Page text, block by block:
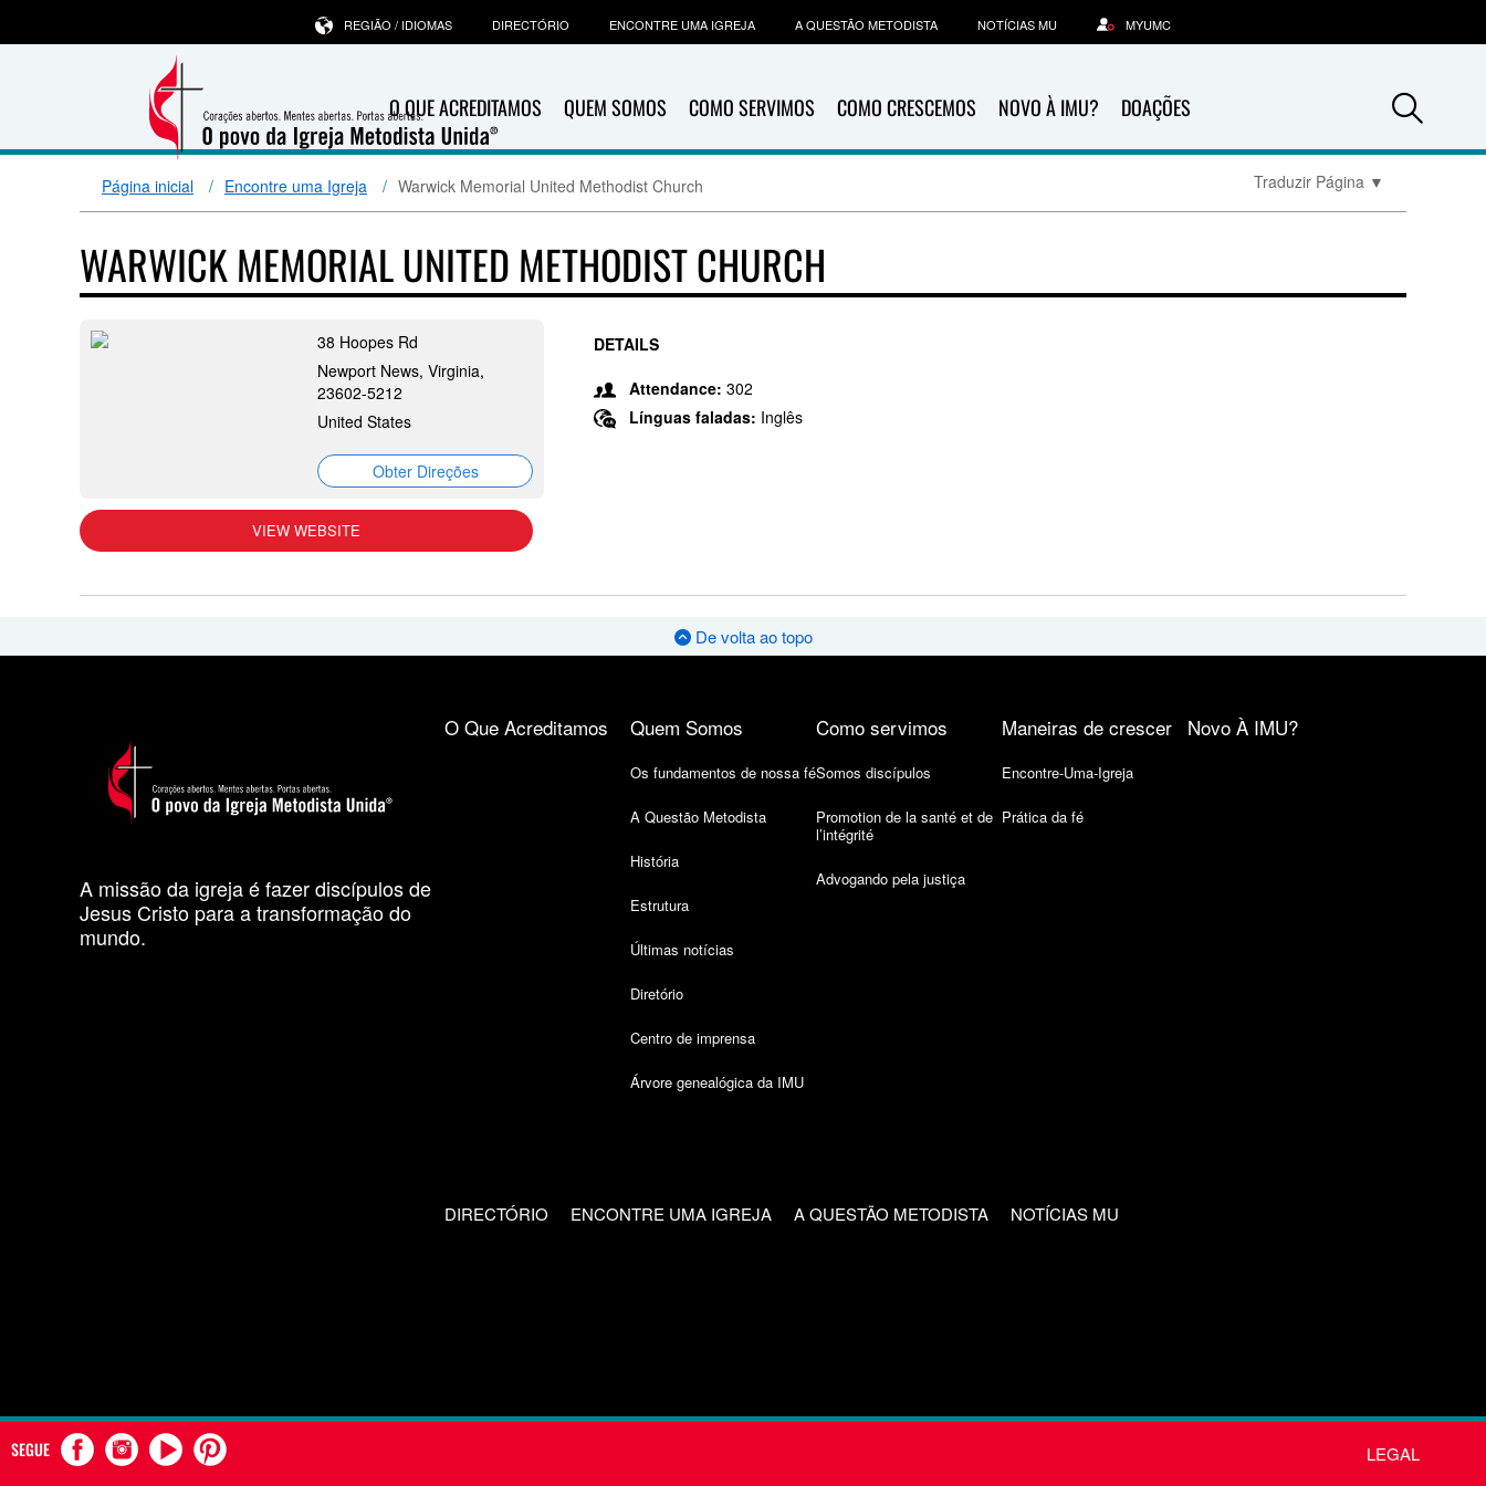
O QUE ACREDITAMOS QUEM SOMOS COMO SERVIMOS COMO CRESCEMOS NOVO À IMU? DOAÇÕES
REGIÃO / IDIOMAS DIRECTÓRIO ENCONTRE UMA IGREJA A QUESTÃO METODISTA NOTÍCIAS MU MYUMC
Página inicial Encontre uma Igreja Warwick Memorial United Methodist Church Traduzir Página ▼
WARWICK MEMORIAL UNITED METHODIST CHURCH
38 Hoopes Rd
Newport News, Virginia,
23602-5212
United States
Obter Direções
VIEW WEBSITE
DETAILS
Attendance: 302
Línguas faladas: Inglês
De volta ao topo
A missão da igreja é fazer discípulos de
Jesus Cristo para a transformação do
mundo.
O Que Acreditamos Quem Somos
Os fundamentos de nossa fé
A Questão Metodista
História
Estrutura
Últimas notícias
Diretório
Centro de imprensa
Árvore genealógica da IMU
Como servimos
Somos discípulos
Promotion de la santé et de
l’intégrité
Advogando pela justiça
Maneiras de crescer
Encontre-Uma-Igreja
Prática da fé
Novo À IMU?
DIRECTÓRIO ENCONTRE UMA IGREJA A QUESTÃO METODISTA NOTÍCIAS MU
SEGUE LEGAL